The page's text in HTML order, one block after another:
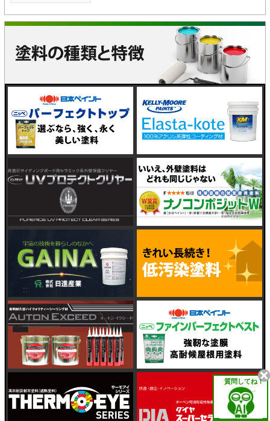
質問してね！